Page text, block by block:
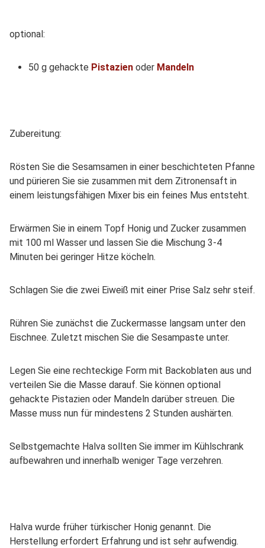
optional:
50 g gehackte Pistazien oder Mandeln
Zubereitung:
Rösten Sie die Sesamsamen in einer beschichteten Pfanne
und pürieren Sie sie zusammen mit dem Zitronensaft in
einem leistungsfähigen Mixer bis ein feines Mus entsteht.
Erwärmen Sie in einem Topf Honig und Zucker zusammen
mit 100 ml Wasser und lassen Sie die Mischung 3-4
Minuten bei geringer Hitze köcheln.
Schlagen Sie die zwei Eiweiß mit einer Prise Salz sehr steif.
Rühren Sie zunächst die Zuckermasse langsam unter den
Eischnee. Zuletzt mischen Sie die Sesampaste unter.
Legen Sie eine rechteckige Form mit Backoblaten aus und
verteilen Sie die Masse darauf. Sie können optional
gehackte Pistazien oder Mandeln darüber streuen. Die
Masse muss nun für mindestens 2 Stunden aushärten.
Selbstgemachte Halva sollten Sie immer im Kühlschrank
aufbewahren und innerhalb weniger Tage verzehren.
Halva wurde früher türkischer Honig genannt. Die
Herstellung erfordert Erfahrung und ist sehr aufwendig.